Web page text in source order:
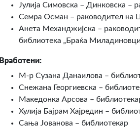
Јулија Симовска – Динковска –
Семра Осман – раководител на
Анета Механджијска –
библиотека „Браќа
Вработени:
М-р Сузана Данаилова –
Снежана Георгиевска –
Македонка Арсова –
Хулија Бајрам Хајредин –
Сања Јованова – библиотекар